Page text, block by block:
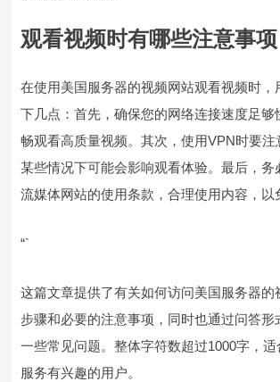
观看视频时有哪些注意事项
在使用美国服务器的视频网站观看视频时，
下几点：首先，确保您的网络连接速度足够
畅观看高质量视频。其次，使用VPN时要注
某些情况下可能会影响观看体验。最后，务
流媒体网站的使用条款，合理使用内容，以
“`
这篇文章提供了有关如何访问美国服务器的
步骤和必要的注意事项，同时也通过问答形
一些常见问题。整体字符数超过1000字，
服务有兴趣的用户。